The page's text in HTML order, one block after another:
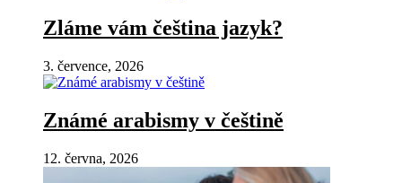
Zláme vám čeština jazyk?
3. července, 2026
Známé arabismy v češtině
12. června, 2026